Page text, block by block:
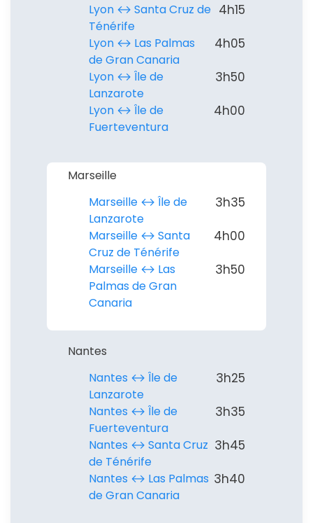
Lyon ↔︎ Santa Cruz de
Ténérife
4h15
Lyon ↔︎ Las Palmas
de Gran Canaria
4h05
Lyon ↔︎ Île de
Lanzarote
3h50
Lyon ↔︎ Île de
Fuerteventura
4h00
Marseille
Marseille ↔︎ Île de
Lanzarote
3h35
Marseille ↔︎ Santa
Cruz de Ténérife
4h00
Marseille ↔︎ Las
Palmas de Gran
Canaria
3h50
Nantes
Nantes ↔︎ Île de
Lanzarote
3h25
Nantes ↔︎ Île de
Fuerteventura
3h35
Nantes ↔︎ Santa Cruz
de Ténérife
3h45
Nantes ↔︎ Las Palmas
de Gran Canaria
3h40